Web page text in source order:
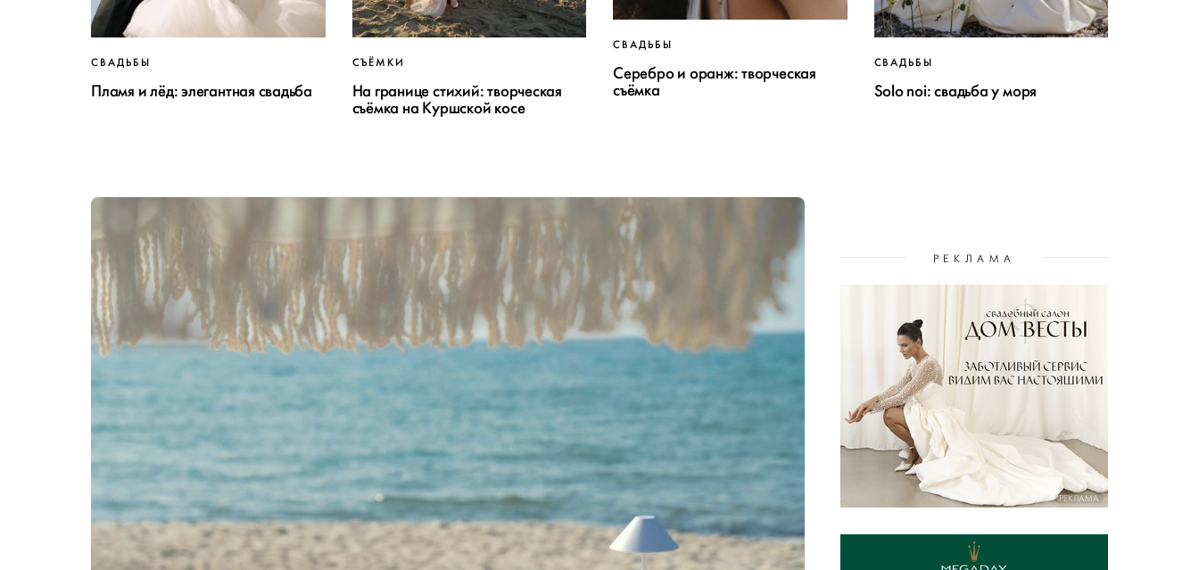
СВАДЬБЫ
Пламя и лёд: элегантная свадьба
СЪЁМКИ
На границе стихий: творческая
съёмка на Куршской косе
СВАДЬБЫ
Серебро и оранж: творческая
съёмка
СВАДЬБЫ
Solo noi: свадьба у моря
РЕКЛАМА
РЕКЛАМА